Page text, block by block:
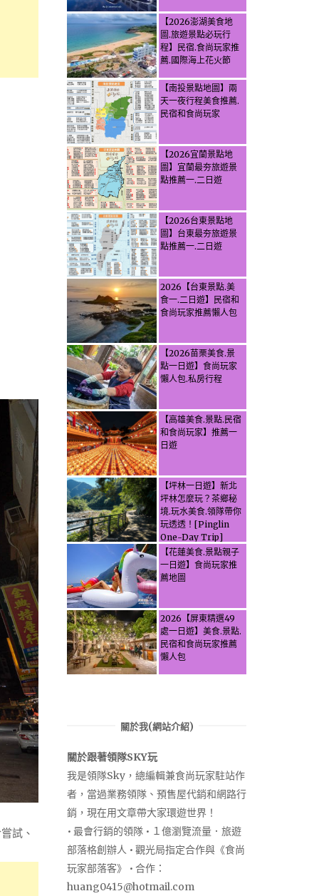
試、
【2026澎湖美食地
圖.旅遊景點必玩行
程】民宿.食尚玩家推
薦.國際海上花火節
【南投景點地圖】兩
天一夜行程美食推薦.
民宿和食尚玩家
【2026宜蘭景點地
圖】宜蘭最夯旅遊景
點推薦一.二日遊
【2026台東景點地
圖】台東最夯旅遊景
點推薦一.二日遊
2026【台東景點.美
食一.二日遊】民宿和
食尚玩家推薦懶人包
【2026苗栗美食.景
點一日遊】食尚玩家
懶人包.私房行程
【高雄美食.景點.民宿
和食尚玩家】推薦一
日遊
【坪林一日遊】新北
坪林怎麼玩？茶鄉秘
境.玩水美食.領隊帶你
玩透透！[Pinglin
One-Day Trip]
How to explore
Pinglin, New
Taipei? Tea Village
Let the guide take
you through it all!
【花蓮美食.景點親子
一日遊】食尚玩家推
薦地圖
2026【屏東精選49
處一日遊】美食.景點.
民宿和食尚玩家推薦
懶人包
關於我(網站介紹)
關於跟著領隊SKY玩
我是領隊Sky，總編輯兼食尚玩家駐站作
者，當過業務領隊、預售屋代銷和網路行
銷，現在用文章帶大家環遊世界！
• 最會行銷的領隊 • １億瀏覽流量．旅遊
部落格創辦人 • 觀光局指定合作與《食尚
玩家部落客》 • 合作：
huang0415@hotmail.com